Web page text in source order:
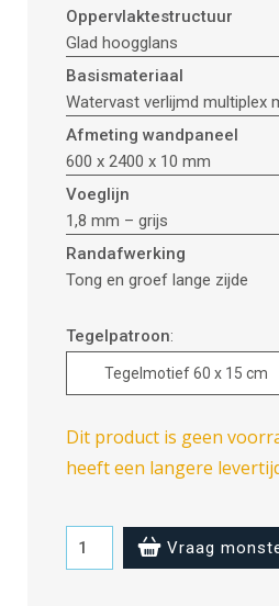
Oppervlaktestructuur
Glad hoogglans
Basismateriaal
Watervast verlijmd multiplex
Afmeting wandpaneel
600 x 2400 x 10 mm
Voeglijn
1,8 mm – grijs
Randafwerking
Tong en groef lange zijde
Tegelpatroon:
Dit product is geen
heeft een langere
Aquamarine
-
Vraag